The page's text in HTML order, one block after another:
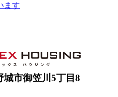
ます
城市御笠川5丁目8